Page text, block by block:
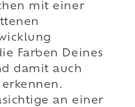
mit einer
Farben Deines
damit auch
an einer